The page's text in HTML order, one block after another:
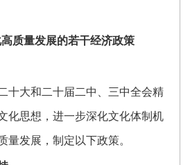
质量发展的若干经济政策
十大和二十届二中、三中全会精
化思想，进一步深化文化体制机
量发展，制定以下政策。